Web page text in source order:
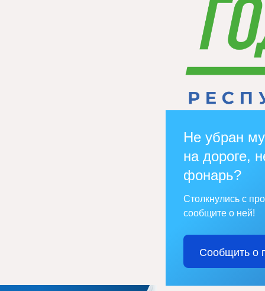
Не убран
на дороге,
фонарь?
Столкнулись с
сообщите о ней!
Сообщить о